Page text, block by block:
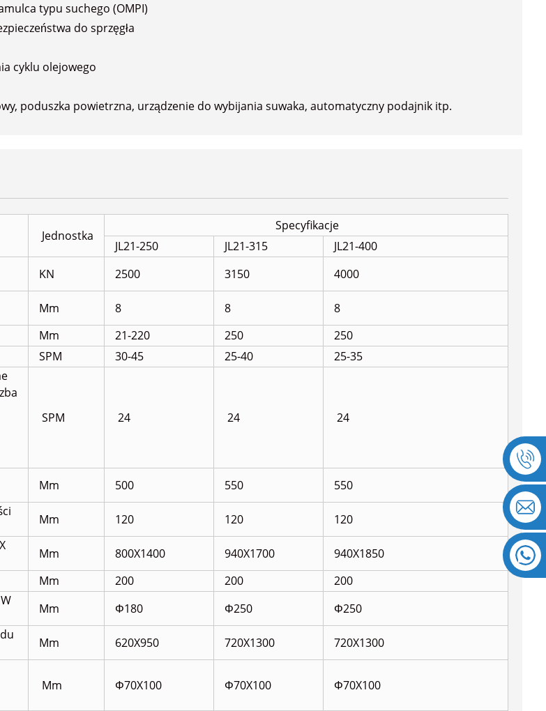
typu suchego (OMPI)
do sprzęgła
cyklu olejowego
poduszka powietrzna, urządzenie do wybijania suwaka, automatyczny podajnik itp.
Jednostka
Specyfikacje
JL21-250
JL21-315
JL21-400
KN 2500 3150 4000
Mm 8 8
8
Mm 21-220 250
250
SPM 30-45 25-40 25-35
SPM 24 24 24
Mm 500 550 550
Mm 120 120 120
Mm 800X1400 940X1700
940X1850
Mm 200 200
200
Mm Φ180 Φ250 Φ250
Mm 620X950 720X1300 720X1300
Mm Φ70X100 Φ70X100 Φ70X100